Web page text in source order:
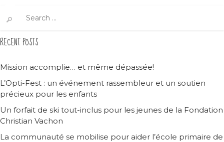
for:
RECENT POSTS
Mission accomplie… et même dépassée!
L’Opti-Fest : un événement rassembleur et un soutien
précieux pour les enfants
Un forfait de ski tout-inclus pour les jeunes de la Fondation
Christian Vachon
La communauté se mobilise pour aider l’école primaire de